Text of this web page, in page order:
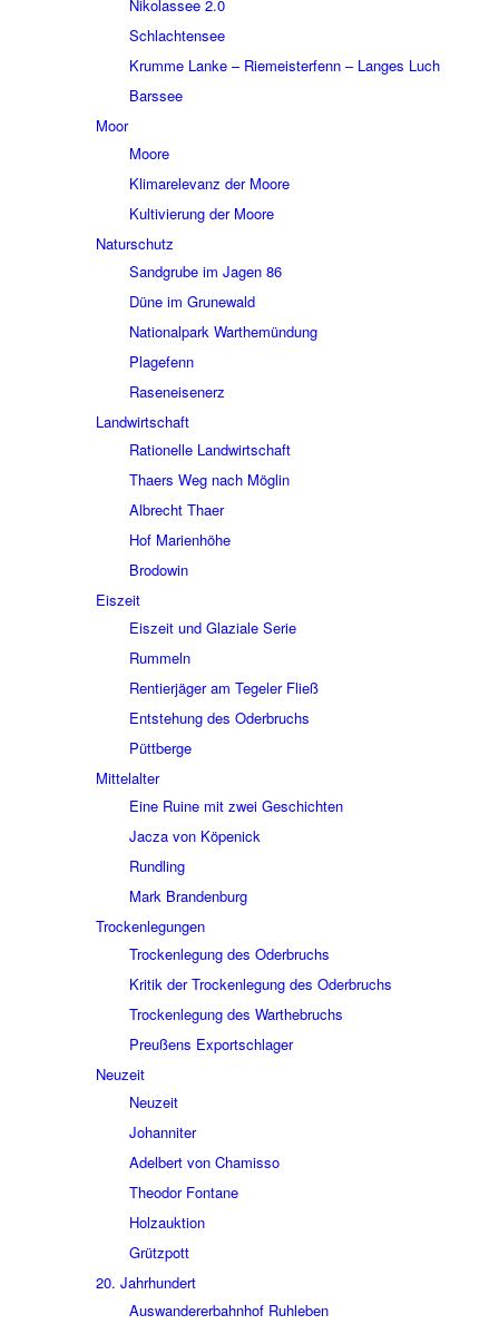
Niko­las­see 2.0
Schlach­ten­see
Krumme Lanke – Riemei­ster­fenn – Langes Luch
Bars­see
Moor
Moore
Klima­re­le­vanz der Moore
Kulti­vie­rung der Moore
Natur­schutz
Sand­grube im Jagen 86
Düne im Grune­wald
Natio­nal­park Warthe­mün­dung
Plage­fenn
Rasen­ei­sen­erz
Land­wirt­schaft
Ratio­nelle Land­wirt­schaft
Thaers Weg nach Möglin
Albrecht Thaer
Hof Mari­en­höhe
Brodo­win
Eiszeit
Eiszeit und Glaziale Serie
Rummeln
Rentier­jä­ger am Tege­ler Fließ
Entste­hung des Oder­bruchs
Pütt­berge
Mittel­al­ter
Eine Ruine mit zwei Geschich­ten
Jacza von Köpe­nick
Rund­ling
Mark Bran­den­burg
Trocken­le­gun­gen
Trocken­le­gung des Oder­bruchs
Kritik der Trocken­le­gung des Oder­bruchs
Trocken­le­gung des Wart­he­bruchs
Preu­ßens Export­schla­ger
Neuzeit
Neuzeit
Johan­ni­ter
Adel­bert von Chamisso
Theo­dor Fontane
Holz­auk­tion
Grütz­pott
20. Jahr­hun­dert
Auswan­de­rer­bahn­hof Ruhle­ben